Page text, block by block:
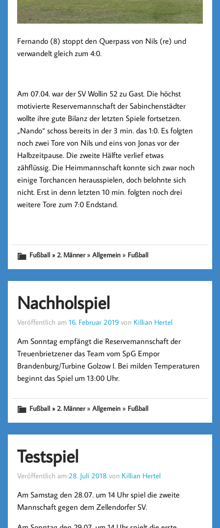
Fernando (8) stoppt den Querpass von Nils (re) und
verwandelt gleich zum 4:0.
Am 07.04. war der SV Wollin 52 zu Gast. Die höchst
motivierte Reservemannschaft der Sabinchenstädter
wollte ihre gute Bilanz der letzten Spiele fortsetzen.
„Nando“ schoss bereits in der 3 min. das 1:0. Es folgten
noch zwei Tore von Nils und eins von Jonas vor der
Halbzeitpause. Die zweite Hälfte verlief etwas
zähflüssig. Die Heimmannschaft konnte sich zwar noch
einige Torchancen herausspielen, doch belohnte sich
nicht. Erst in denn letzten 10 min. folgten noch drei
weitere Tore zum 7:0 Endstand.
Fußball » 2. Männer»Allgemein » Fußball
Nachholspiel
Veröffentlich am16. Februar 2019 von Killian Hertel
Am Sonntag empfängt die Reservemannschaft der
Treuenbrietzener das Team vom SpG Empor
Brandenburg/Turbine Golzow I. Bei milden Temperaturen
beginnt das Spiel um 13:00 Uhr.
Fußball » 2. Männer»Allgemein » Fußball
Testspiel
Veröffentlich am 28. Juli 2018 von Killian Hertel
Am Samstag den 28.07. um 14 Uhr spiel die zweite
Mannschaft gegen dem Zellendorfer SV.